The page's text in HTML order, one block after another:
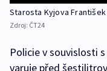
Starosta Kyjova
Zdroj: ČT24
Policie v souvislosti
varuje před